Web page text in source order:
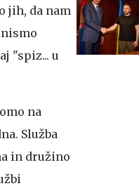
jih, da nam
"spiz... u
na
Služba
in družino